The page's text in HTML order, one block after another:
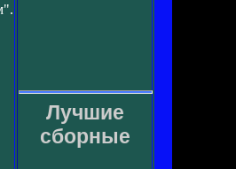
Лучшие
сборные